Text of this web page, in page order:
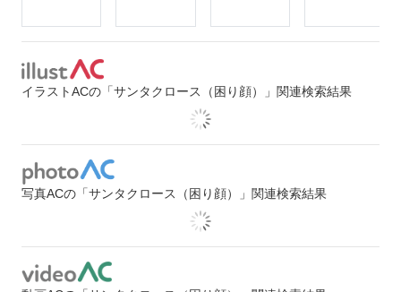
イラストACの「サンタクロース（困り顔）」関連検索結果
写真ACの「サンタクロース（困り顔）」関連検索結果